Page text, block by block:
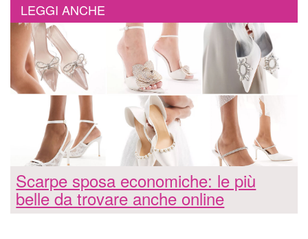
LEGGI ANCHE
Scarpe sposa economiche: le più
belle da trovare anche online